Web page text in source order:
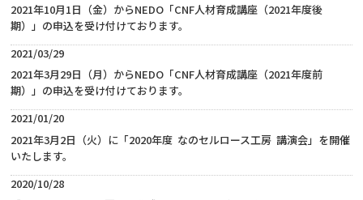
2021年10月1日（金）からNEDO「CNF人材育成講座（2021年度後
期）」の申込を受け付けております。
2021/03/29
2021年3月29日（月）からNEDO「CNF人材育成講座（2021年度前
期）」の申込を受け付けております。
2021/01/20
2021年3月2日（火）に「2020年度 なのセルロース工房 講演会」を開催
いたします。
2020/10/28